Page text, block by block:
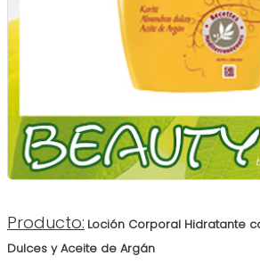
Producto: Loción Corporal Hidratante
Dulces y Aceite de Argán